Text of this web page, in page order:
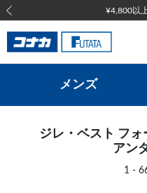
¥4,800以
前の画像
メンズ
ジレ・ベスト フ
アン
1 -